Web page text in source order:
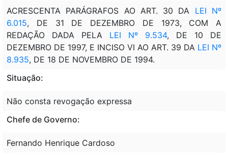
ACRESCENTA PARÁGRAFOS AO ART. 30 DA LEI Nº
6.015, DE 31 DE DEZEMBRO DE 1973, COM A
REDAÇÃO DADA PELA LEI Nº 9.534, DE 10 DE
DEZEMBRO DE 1997, E INCISO VI AO ART. 39 DA LEI Nº
8.935, DE 18 DE NOVEMBRO DE 1994.
Situação:
Não consta revogação expressa
Chefe de Governo:
Fernando Henrique Cardoso